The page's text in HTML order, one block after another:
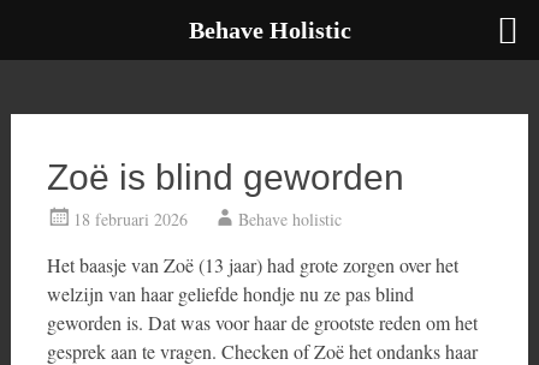
inhoudZoë is blind geworden
18 februari 2026 Behave holistic
Het baasje van Zoë (13 jaar) had grote zorgen over het
welzijn van haar geliefde hondje nu ze pas blind
geworden is. Dat was voor haar de grootste reden om het
gesprek aan te vragen. Checken of Zoë het ondanks haar
Behave Holistic